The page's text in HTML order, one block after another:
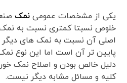
یکی از مشخصات عمومی نمک
خلوص نسبتا کمتری نسبت به نمک
اصلی آن نسبت به نمک های
پایین تر آن است اما این نوع
دلیل خالص بودن و اصلاح نمک
کلیه و مسائل مشابه دیگر نیست.